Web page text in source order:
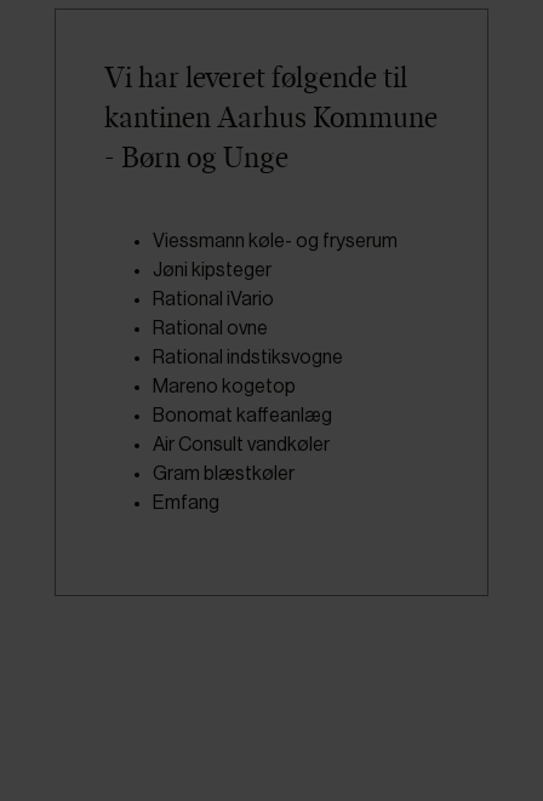
Vi har leveret følgende til
kantinen Aarhus Kommune
- Børn og Unge
Viessmann køle- og fryserum
Jøni kipsteger
Rational iVario
Rational ovne
Rational indstiksvogne
Mareno kogetop
Bonomat kaffeanlæg
Air Consult vandkøler
Gram blæstkøler
Emfang